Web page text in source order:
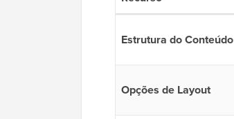
Estrutura do Conteúdo
Opções de Layout